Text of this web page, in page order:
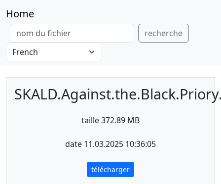
Home
recherche
taille 372.89 MB
date 11.03.2025 10:36:05
télécharger